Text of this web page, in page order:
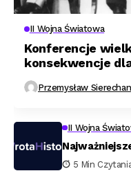
II Wojna Światowa
Konferencje
konsekwencje
Przemysław Sierechan
II Wojna
5 Min